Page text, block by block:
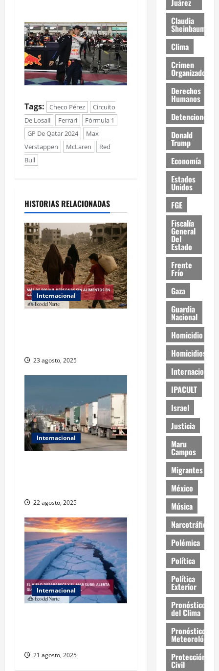
Tags: Checo Pérez
Circuito
De Losail
Ferrari
Fórmula 1
GP De Qatar 2024
Max
Verstappen
McLaren
Red
Bull
HISTORIAS RELACIONADAS
Internacional
23 agosto, 2025
Internacional
22 agosto, 2025
Internacional
21 agosto, 2025
Juárez
Claudia
Sheinbaum
Clima
Crimen
Organizado
Derechos
Humanos
Detenciones
Donald
Trump
Economía
Estados
Unidos
FGE
Fiscalía
General
Del
Estado
Frente
Frío
Gaza
Guardia
Nacional
Homicidio
Homicidios
Internacional
IPACULT
Israel
Justicia
Maru
Campos
Migrantes
México
Música
Narcotráfico
Polémica
Política
Política
Exterior
Pronóstico
del Clima
Pronóstico
Meteorológico
Protección
Civil